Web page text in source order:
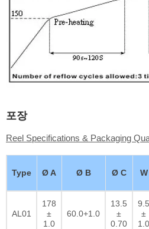
포장
Reel Specifications & Packaging
Type Ø A Ø B Ø C W
AL01
178
±
1.0
60.0+1.0
13.5
±
0.70
9.5
±
1.0